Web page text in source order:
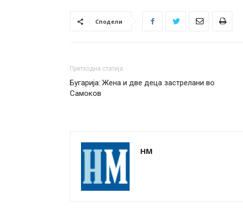
Сподели
Претходна статија
Бугарија: Жена и две деца застрелани во
Самоков
НМ